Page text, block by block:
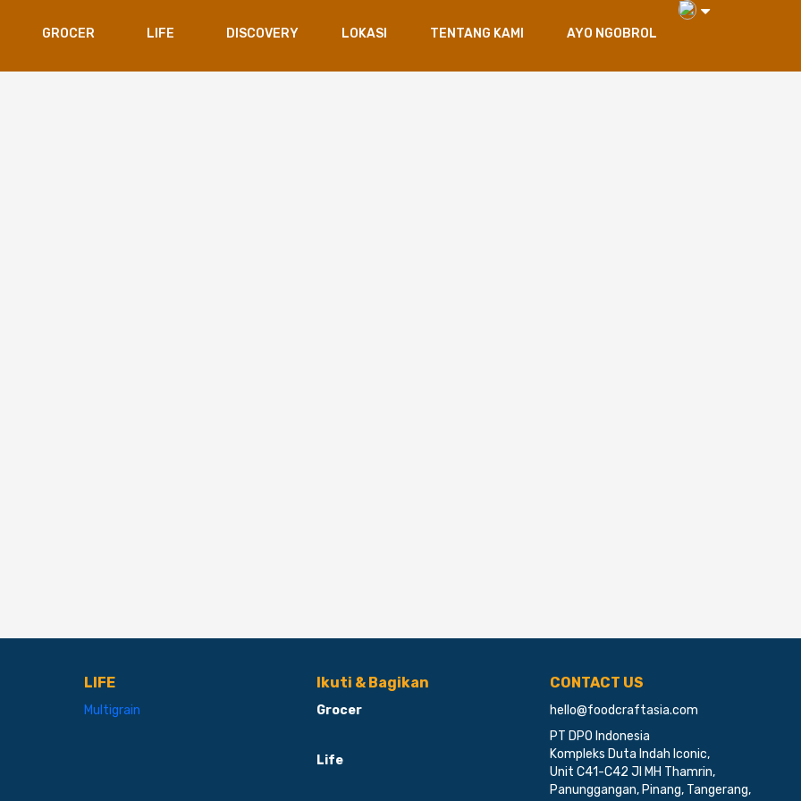
GROCER LIFE DISCOVERY LOKASI TENTANG KAMI AYO NGOBROL
LIFE
Multigrain
Ikuti & Bagikan
Grocer
Life
CONTACT US
hello@foodcraftasia.com
PT DPO Indonesia
Kompleks Duta Indah Iconic,
Unit C41-C42 Jl MH Thamrin,
Panunggangan, Pinang, Tangerang,